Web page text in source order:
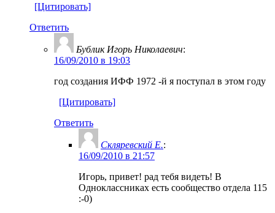
[Цитировать]
Ответить
Бублик Игорь Николаевич:
16/09/2010 в 19:03
год создания ИФФ 1972 -й я поступал в этом году
[Цитировать]
Ответить
Скляревский Е.:
16/09/2010 в 21:57
Игорь, привет! рад тебя видеть! В
Одноклассниках есть сообщество отдела 115
:-0)